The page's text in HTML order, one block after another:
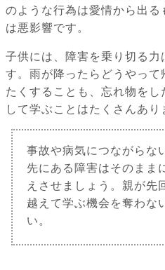
のような行為は愛情から出る
は悪影響です。
子供には、障害を乗り切る力
す。雨が降ったらどうやって
たくすることも、忘れ物を
して学ぶことはたくさんあり
事故や病気につながらな
先にある障害はそのまま
えさせましょう。親が先
越えて学ぶ機会を奪わな
い。